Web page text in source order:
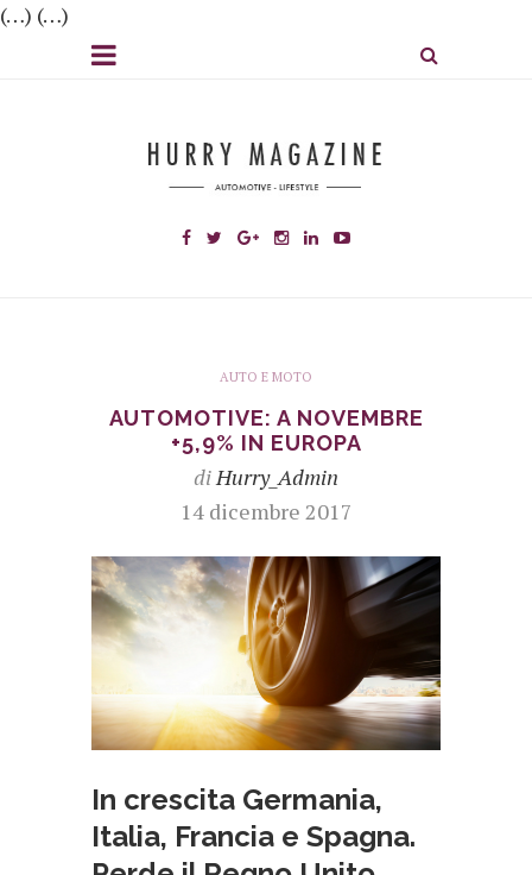
(…) (…)
AUTO E MOTO
AUTOMOTIVE: A NOVEMBRE
+5,9% IN EUROPA
diHurry_Admin
14 dicembre 2017
In crescita Germania,
Italia, Francia e Spagna.